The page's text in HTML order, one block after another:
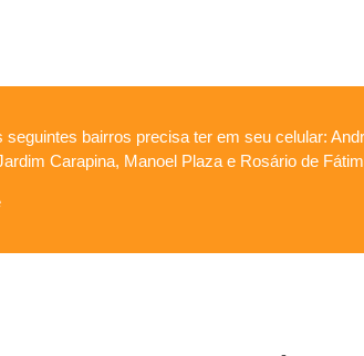
bairros precisa ter em seu celular:
Carapina, Manoel Plaza e Rosário de